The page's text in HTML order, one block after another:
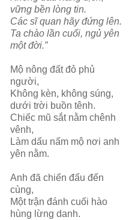
vững bền lòng tin.
Các sĩ quan hãy đứng lên.
Ta chào lần cuối, ngủ yên
một đời.”
Mộ nông đất đỏ phủ
người,
Không kèn, không súng,
dưới trời buồn tênh.
Chiếc mũ sắt nằm chênh
vênh,
Làm dấu nấm mộ nơi anh
yên nằm.
Anh đã chiến đấu đến
cùng,
Một trận đánh cuối hào
hùng lừng danh.